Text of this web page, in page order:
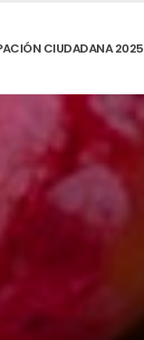
CIUDADANA 2025